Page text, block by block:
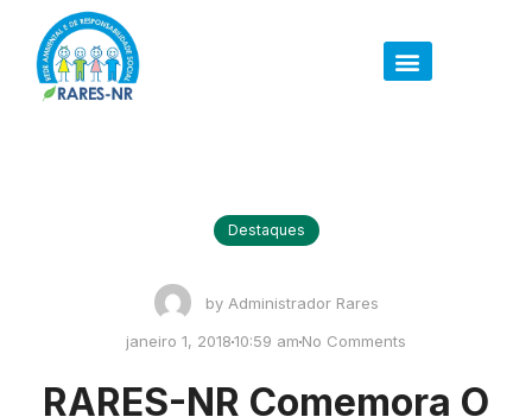
Destaques
byAdministrador Rares
janeiro 1, 201810:59 am No Comments
RARES-NR Comemora O